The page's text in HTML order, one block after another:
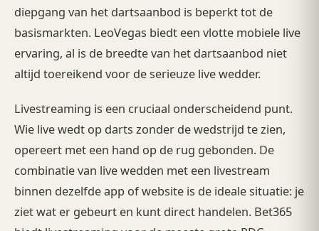
diepgang van het dartsaanbod is beperkt tot de
basismarkten. LeoVegas biedt een vlotte mobiele live
ervaring, al is de breedte van het dartsaanbod niet
altijd toereikend voor de serieuze live wedder.
Livestreaming is een cruciaal onderscheidend punt.
Wie live wedt op darts zonder de wedstrijd te zien,
opereert met een hand op de rug gebonden. De
combinatie van live wedden met een livestream
binnen dezelfde app of website is de ideale situatie: je
ziet wat er gebeurt en kunt direct handelen. Bet365